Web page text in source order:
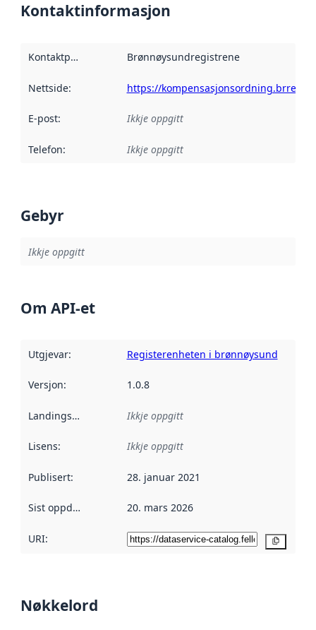
Kontaktinformasjon
Kontaktpunkt Brønnøysundregistrene
Nettside: https://
E-post: Ikkje oppgitt
Telefon: Ikkje oppgitt
Gebyr
Ikkje oppgitt
Om API-et
Utgjevar: Registerenheten i brønnøysund
Versjon: 1.0.8
Landingsside Ikkje oppgitt
Lisens: Ikkje oppgitt
Publisert: 28. januar 2021
Sist oppdatert 20. mars 2026
URI:
Nøkkelord